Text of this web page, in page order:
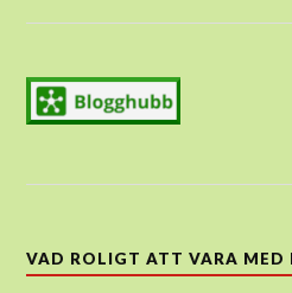
VAD ROLIGT ATT VARA MED